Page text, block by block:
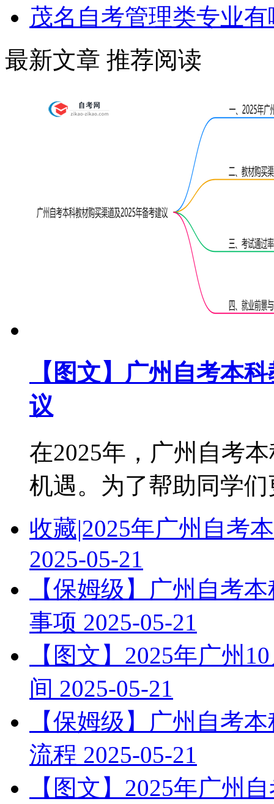
茂名自考管理类专业
最新文章 推荐阅读
【图文】广州自考本
议
在2025年，广州自考
机遇。为了帮助同学们
收藏|2025年广州自考
2025-05-21
【保姆级】广州自考
事项 2025-05-21
【图文】2025年广州
间 2025-05-21
【保姆级】广州自考
流程 2025-05-21
【图文】2025年广州